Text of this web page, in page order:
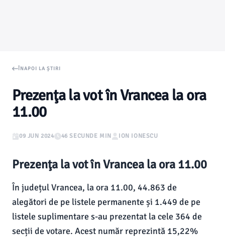
ÎNAPOI LA ȘTIRI
Prezenţa la vot în Vrancea la ora
11.00
09 JUN 2024 46 SECUNDE MIN ION IONESCU
Prezenţa la vot în Vrancea la ora 11.00
În județul Vrancea, la ora 11.00, 44.863 de
alegători de pe listele permanente și 1.449 de pe
listele suplimentare s-au prezentat la cele 364 de
secții de votare. Acest număr reprezintă 15,22%